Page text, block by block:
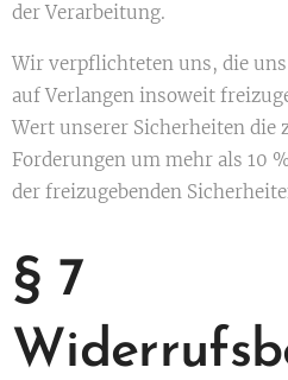
der Verarbeitung.
Wir verpflichteten uns, die
auf Verlangen insoweit
Wert unserer Sicherheiten die
Forderungen um mehr als 10
der freizugebenden
§ 7